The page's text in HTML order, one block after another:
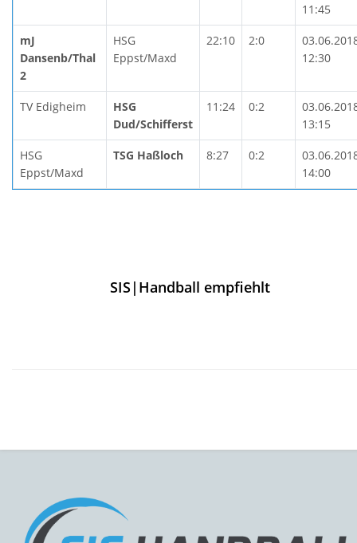
11:45
mJ
Dansenb/Thal
2
HSG
Eppst/Maxd
22:10 2:0
12:30
TV Edigheim
HSG
Dud/Schifferst
11:24 0:2
13:15
HSG
Eppst/Maxd
TSG Haßloch 8:27 0:2
14:00
SIS|Handball empfiehlt